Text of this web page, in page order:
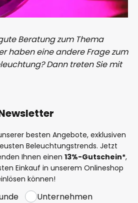
Beratung zum Thema
haben eine andere Frage zum
Dann treten Sie mit
besten Angebote, exklusiven
Beleuchtungstrends. Jetzt
Ihnen einen 13%-Gutschein*,
Einkauf in unserem Onlineshop
können!
Unternehmen